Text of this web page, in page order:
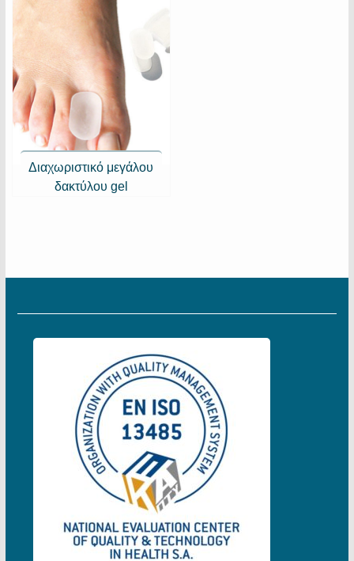
Διαχωριστικό μεγάλου
δακτύλου gel